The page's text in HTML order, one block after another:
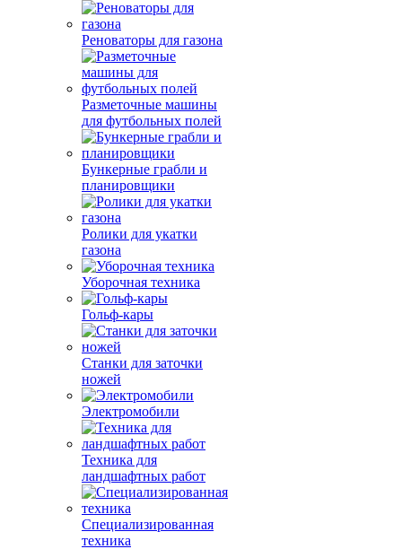
Реноваторы для газона
Разметочные машины
для футбольных полей
Бункерные грабли и
планировщики
Ролики для укатки
газона
Уборочная техника
Гольф-кары
Станки для заточки
ножей
Электромобили
Техника для
ландшафтных работ
Специализированная
техника